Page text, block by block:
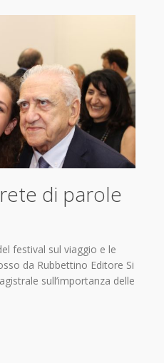
di parole
festival sul viaggio e le
da Rubbettino Editore Si
sull’importanza delle